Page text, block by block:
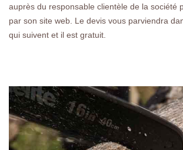
auprès du responsable clientèle de la société
par son site web. Le devis vous parviendra
qui suivent et il est gratuit.